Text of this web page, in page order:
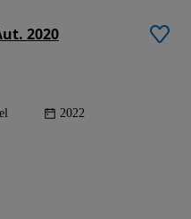
2020
2022